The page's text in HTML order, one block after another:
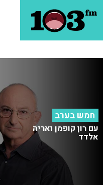
חמש בערב
עם רון קופמן ואריה
אלדד